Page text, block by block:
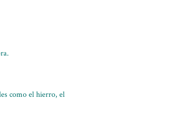
como el hierro, el